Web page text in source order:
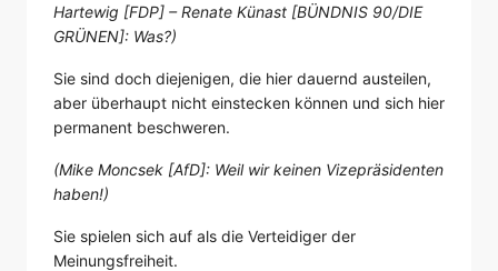
Hartewig [FDP] – Renate Künast [BÜNDNIS 90/DIE
GRÜNEN]: Was?)
Sie sind doch diejenigen, die hier dauernd austeilen,
aber überhaupt nicht einstecken können und sich hier
permanent beschweren.
(Mike Moncsek [AfD]: Weil wir keinen Vizepräsidenten
haben!)
Sie spielen sich auf als die Verteidiger der
Meinungsfreiheit.